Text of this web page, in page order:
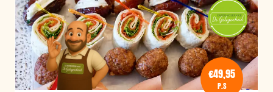
€49,95
P.S